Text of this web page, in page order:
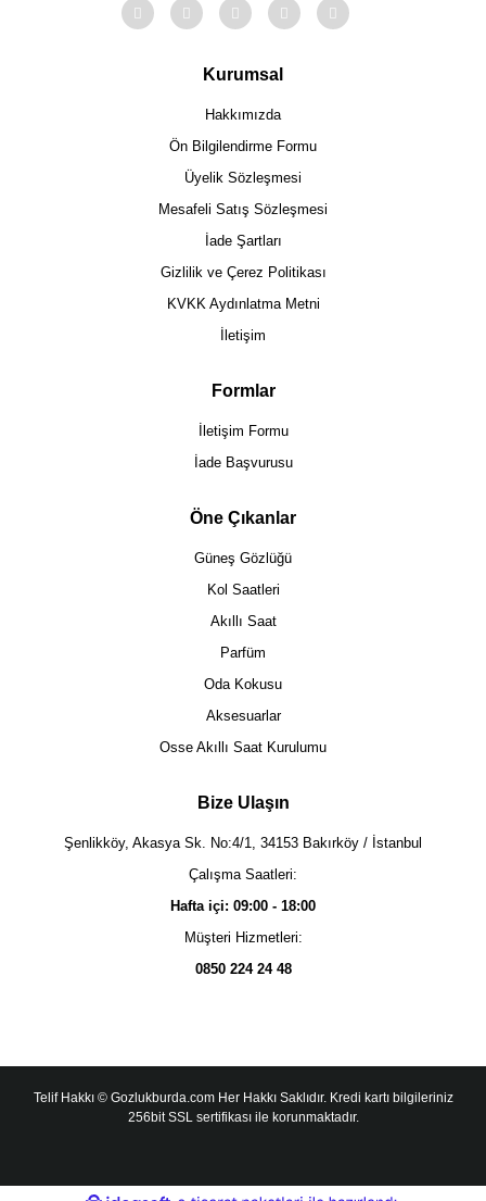
Kurumsal
Hakkımızda
Ön Bilgilendirme Formu
Üyelik Sözleşmesi
Mesafeli Satış Sözleşmesi
İade Şartları
Gizlilik ve Çerez Politikası
KVKK Aydınlatma Metni
İletişim
Formlar
İletişim Formu
İade Başvurusu
Öne Çıkanlar
Güneş Gözlüğü
Kol Saatleri
Akıllı Saat
Parfüm
Oda Kokusu
Aksesuarlar
Osse Akıllı Saat Kurulumu
Bize Ulaşın
Şenlikköy, Akasya Sk. No:4/1, 34153 Bakırköy / İstanbul
Çalışma Saatleri:
Hafta içi: 09:00 - 18:00
Müşteri Hizmetleri:
0850 224 24 48
Telif Hakkı © Gozlukburda.com Her Hakkı Saklıdır. Kredi kartı bilgileriniz
256bit SSL sertifikası ile korunmaktadır.